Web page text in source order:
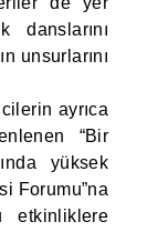
danslarını
unsurlarını
ayrıca
“Bir
yüksek
Forumu”na
etkinliklere